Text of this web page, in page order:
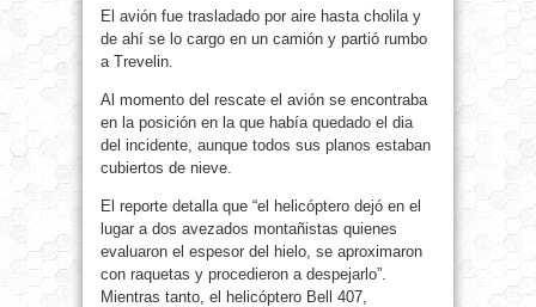
El avión fue trasladado por aire hasta cholila y
de ahí se lo cargo en un camión y partió rumbo
a Trevelin.
Al momento del rescate el avión se encontraba
en la posición en la que había quedado el dia
del incidente, aunque todos sus planos estaban
cubiertos de nieve.
El reporte detalla que “el helicóptero dejó en el
lugar a dos avezados montañistas quienes
evaluaron el espesor del hielo, se aproximaron
con raquetas y procedieron a despejarlo”.
Mientras tanto, el helicóptero Bell 407,